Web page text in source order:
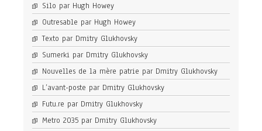
Silo par Hugh Howey
Outresable par Hugh Howey
Texto par Dmitry Glukhovsky
Sumerki par Dmitry Glukhovsky
Nouvelles de la mère patrie par Dmitry Glukhovsky
L’avant-poste par Dmitry Glukhovsky
Futu.re par Dmitry Glukhovsky
Metro 2035 par Dmitry Glukhovsky